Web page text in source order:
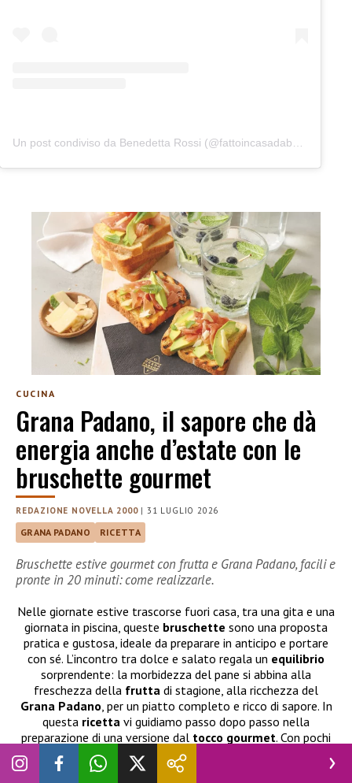
CUCINA
Grana Padano, il sapore che dà
energia anche d’estate con le
bruschette gourmet
REDAZIONE NOVELLA 2000|31 LUGLIO 2026
GRANA PADANO RICETTA
Bruschette estive gourmet con frutta e Grana Padano, facili e
pronte in 20 minuti: come realizzarle.
Nelle giornate estive trascorse fuori casa, tra una gita e una
giornata in piscina, queste bruschette sono una proposta
pratica e gustosa, ideale da preparare in anticipo e portare
con sé. L’incontro tra dolce e salato regala un equilibrio
sorprendente: la morbidezza del pane si abbina alla
freschezza della frutta di stagione, alla ricchezza del
Grana Padano, per un piatto completo e ricco di sapore. In
questa ricetta vi guidiamo passo dopo passo nella
preparazione di una versione dal tocco gourmet. Con pochi
ingredienti e circa 20 minuti di tempo potrete realizzare un
piatto raffinato e bilanciato, perfetto per un brunch estivo,